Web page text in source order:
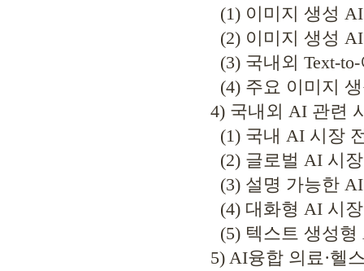
(1) 이미지 생성 AI
(2) 이미지 생성 AI
(3) 국내외 Text-to-
(4) 주요 이미지 생
4) 국내외 AI 관련
(1) 국내 AI 시장
(2) 글로벌 AI 시장
(3) 설명 가능한 AI
(4) 대화형 AI 시장
(5) 텍스트 생성형
5) AI융합 의료·헬